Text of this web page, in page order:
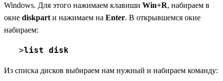
Windows. Для этого нажимаем клавиши Win+R, набираем в
окне diskpart и нажимаем на Enter. В открывшемся окне
набираем:
>list disk
Из списка дисков выбираем нам нужный и набираем команду: